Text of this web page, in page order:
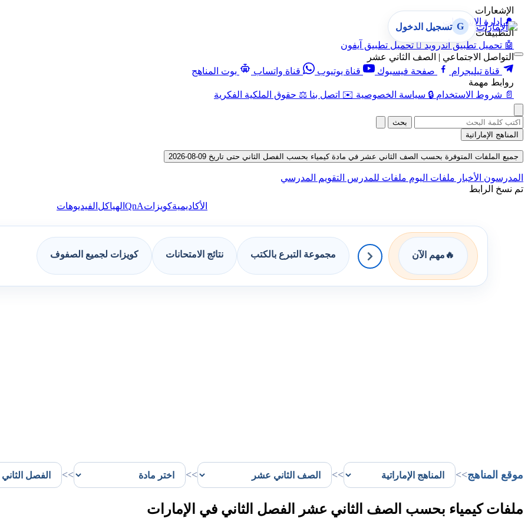
الإشعارات
🔔 إدارة الإشعارات
التطبيقات
🤖 تحميل تطبيق أندرويد  تحميل تطبيق آيفون
التواصل الاجتماعي | الصف الثاني عشر
قناة تيليجرام
صفحة فيسبوك قناة يوتيوب قناة واتساب
بوت المناهج
روابط مهمة
📄 شروط الاستخدام 🔒 سياسة الخصوصية ✉️ اتصل بنا ⚖️ حقوق الملكية الفكرية
G تسجيل الدخول
بحث
المناهج الإماراتية
جميع الملفات المتوفرة بحسب الصف الثاني عشر في مادة كيمياء بحسب الفصل الثاني حتى تاريخ 09-08-2026
المدرسون الأخبار ملفات اليوم ملفات للمدرس التقويم المدرسي
تم نسخ الرابط
الأكاديميةكويزاتQnA الهياكل الفيديوهات
🔥 مهم الآن مجموعة التبرع بالكتب نتائج الامتحانات كويزات لجميع الصفوف
موقع المناهج>>
>>
>>
>>
ملفات كيمياء بحسب الصف الثاني عشر الفصل الثاني في الإمارات